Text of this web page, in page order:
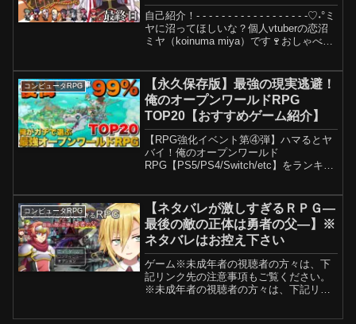
自己紹介！- - - - - - - - - - - - - - - - - -♡˖°ミ
ヤに沼ってほしいな？個人vtuberの恋沼
ミヤ（koinuma miya）です🍷おしゃべり
コンピュータRPG
【永久保存版】最強の現実逃避！
俺のオープンワールドRPG
TOP20【おすすめゲーム紹介】
【RPG強化イベント第④弾】ハマるとヤ
バイ！俺のオープンワールド
RPG【PS5/PS4/Switch/etc】をランキン
主観で選んでいるので良ければ皆さんの
『好きなR...
コンピュータRPG
【ネタバレが激しすぎるＲＰＧ―
最後の敵の正体は勇者の父―】※
ネタバレはお控え下さい
ゲーム※未成年者の視聴者の方々は、下
記リンク先の注意事項もご覧ください。
※未成年者の視聴者の方々は、下記リン